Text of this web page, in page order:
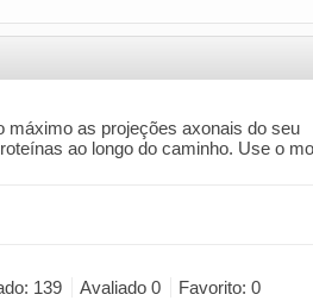
máximo as projeções axonais do seu
ao longo do caminho. Use o
: 139 Avaliado 0 Favorito: 0